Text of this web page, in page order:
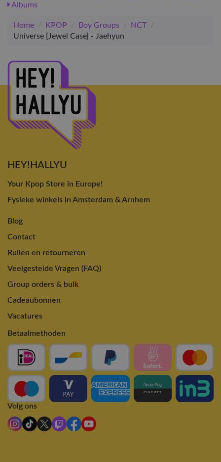
Albums
Home / KPOP / Boy Groups / NCT
/
Universe [Jewel Case] - Jaehyun
HEY!HALLYU
Your Kpop Store in Europe!
Fysieke winkels in Amsterdam & Arnhem
Blog
Contact
Ruilen en retourneren
Veelgestelde Vragen (FAQ)
Group orders & bulk
Cadeaubonnen
Vacatures
Betaalmethoden
Volg ons